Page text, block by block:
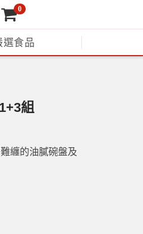
0
選食品
組
纏的油膩碗盤及